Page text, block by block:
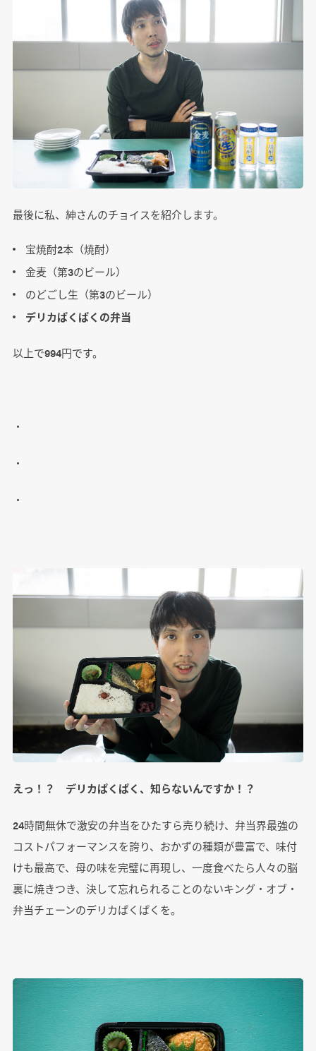
最後に私、紳さんのチョイスを紹介します。
宝焼酎2本（焼酎）
金麦（第3のビール）
のどごし生（第3のビール）
デリカぱくぱくの弁当
以上で994円です。
・
・
・
えっ！？ デリカぱくぱく、知らないんですか！？
24時間無休で激安の弁当をひたすら売り続け、弁当界最強の
コストパフォーマンスを誇り、おかずの種類が豊富で、味付
けも最高で、母の味を完璧に再現し、一度食べたら人々の脳
裏に焼きつき、決して忘れられることのないキング・オブ・
弁当チェーンのデリカぱくぱくを。